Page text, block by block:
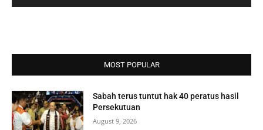
MOST POPULAR
Sabah terus tuntut hak 40 peratus hasil
Persekutuan
August 9, 2026